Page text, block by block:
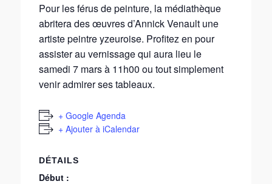
Pour les férus de peinture, la médiathèque
abritera des œuvres d’Annick Venault une
artiste peintre yzeuroise. Profitez en pour
assister au vernissage qui aura lieu le
samedi 7 mars à 11h00 ou tout simplement
venir admirer ses tableaux.
+ Google Agenda
+ Ajouter à iCalendar
DÉTAILS
Début :